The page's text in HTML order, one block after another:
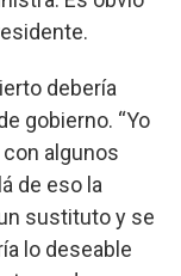
debería
gobierno. “Yo
algunos
de eso la
sustituto y se
lo deseable